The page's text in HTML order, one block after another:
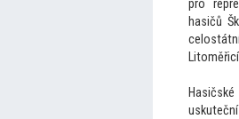
pro
hasičů
Li